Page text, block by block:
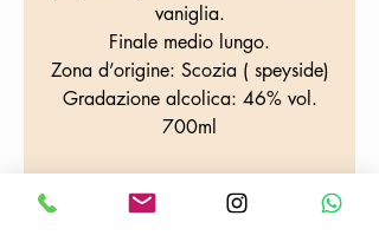
vaniglia.
Finale medio lungo.
Zona d’origine: Scozia ( speyside)
Gradazione alcolica: 46% vol.
700ml